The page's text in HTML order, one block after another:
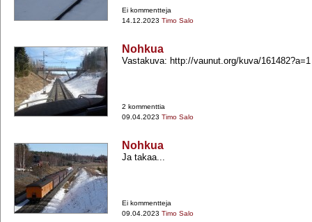
Ei kommentteja
14.12.2023 Timo Salo
Nohkua
Vastakuva: http://vaunut.org/kuva/161482?a=1
2 kommenttia
09.04.2023 Timo Salo
Nohkua
Ja takaa...
Ei kommentteja
09.04.2023 Timo Salo